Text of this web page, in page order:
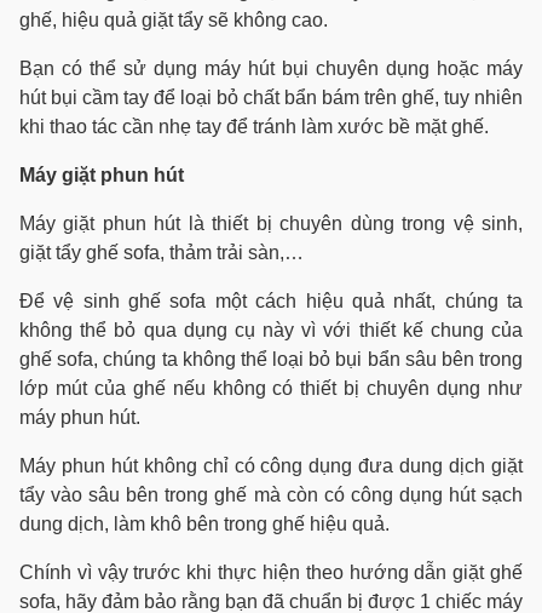
ghế, hiệu quả giặt tẩy sẽ không cao.
Bạn có thể sử dụng máy hút bụi chuyên dụng hoặc máy
hút bụi cầm tay để loại bỏ chất bẩn bám trên ghế, tuy nhiên
khi thao tác cần nhẹ tay để tránh làm xước bề mặt ghế.
Máy giặt phun hút
Máy giặt phun hút là thiết bị chuyên dùng trong vệ sinh,
giặt tẩy ghế sofa, thảm trải sàn,…
Để vệ sinh ghế sofa một cách hiệu quả nhất, chúng ta
không thể bỏ qua dụng cụ này vì với thiết kế chung của
ghế sofa, chúng ta không thể loại bỏ bụi bẩn sâu bên trong
lớp mút của ghế nếu không có thiết bị chuyên dụng như
máy phun hút.
Máy phun hút không chỉ có công dụng đưa dung dịch giặt
tẩy vào sâu bên trong ghế mà còn có công dụng hút sạch
dung dịch, làm khô bên trong ghế hiệu quả.
Chính vì vậy trước khi thực hiện theo hướng dẫn giặt ghế
sofa, hãy đảm bảo rằng bạn đã chuẩn bị được 1 chiếc máy